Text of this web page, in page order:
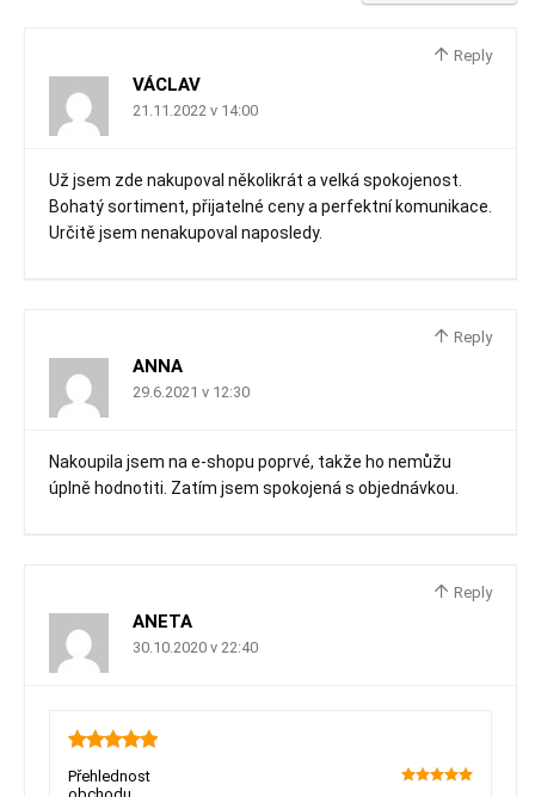
Reply
VÁCLAV
21.11.2022 v 14:00
Už jsem zde nakupoval několikrát a velká spokojenost.
Bohatý sortiment, přijatelné ceny a perfektní komunikace.
Určitě jsem nenakupoval naposledy.
Reply
ANNA
29.6.2021 v 12:30
Nakoupila jsem na e-shopu poprvé, takže ho nemůžu
úplně hodnotiti. Zatím jsem spokojená s objednávkou.
Reply
ANETA
30.10.2020 v 22:40
5
Přehlednost